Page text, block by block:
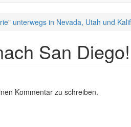
unterwegs in Nevada, Utah und
San Diego!
Kommentar zu schreiben.